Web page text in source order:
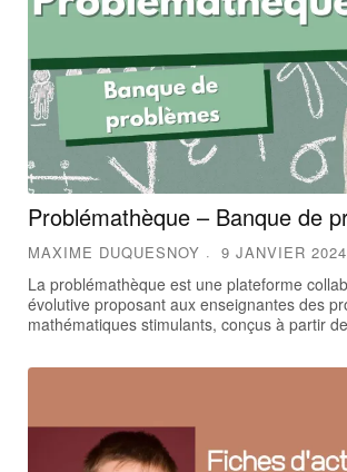
Problémathèque – Banque de
MAXIME DUQUESNOY 9 JANVIER 2024
La problémathèque est une plateforme
évolutive proposant aux enseignantes des
mathématiques stimulants, conçus à partir